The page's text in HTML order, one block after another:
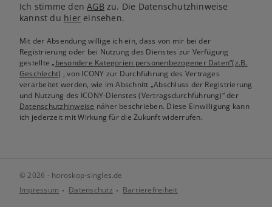
Ich stimme denAGB zu. Die Datenschutzhinweise
kannst du hiereinsehen.
Mit der Absendung willige ich ein, dass von mir bei der
Registrierung oder bei Nutzung des Dienstes zur Verfügung
gestellte„besondere Kategorien personenbezogener Daten“(z.B.
Geschlecht) , von ICONY zur Durchführung des Vertrages
verarbeitet werden, wie im Abschnitt „Abschluss der Registrierung
und Nutzung des ICONY-Dienstes (Vertragsdurchführung)“ der
Datenschutzhinweise näher beschrieben. Diese Einwilligung kann
ich jederzeit mit Wirkung für die Zukunft widerrufen.
© 2026 - horoskop-singles.de
Impressum
Datenschutz Barrierefreiheit